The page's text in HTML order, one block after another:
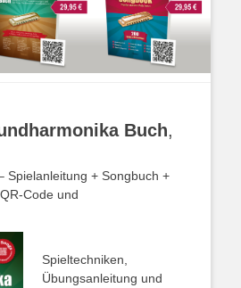
Buch,
Spielanleitung + Songbuch +
Code und
Spieltechniken,
Übungsanleitung und